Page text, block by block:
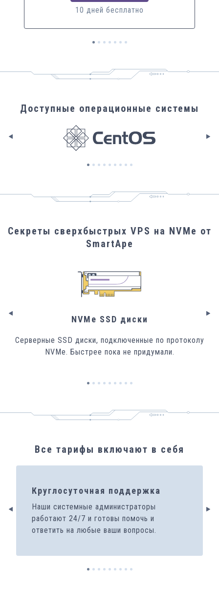
10 дней бесплатно
Доступные операционные системы
Секреты сверхбыстрых VPS на NVMe от
SmartApe
NVMe SSD диски
Серверные SSD диски, подключенные по протоколу
NVMe. Быстрее пока не придумали.
Все тарифы включают в себя
Круглосуточная поддержка
Наши системные администраторы
работают 24/7 и готовы помочь и
ответить на любые ваши вопросы.